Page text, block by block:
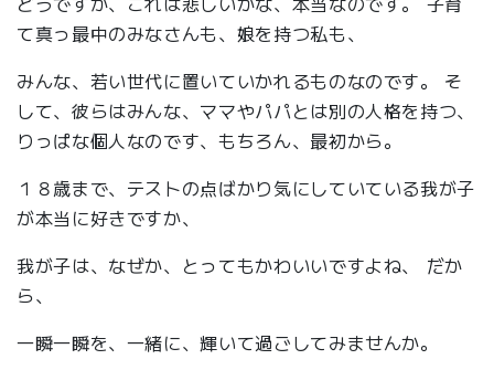
て真っ最中のみなさんも、娘を持つ私も、
みんな、若い世代に置いていかれるものなのです。 そ
して、彼らはみんな、ママやパパとは別の人格を持つ、
りっぱな個人なのです、もちろん、最初から。
１８歳まで、テストの点ばかり気にしていている我が子
が本当に好きですか、
我が子は、なぜか、とってもかわいいですよね、 だか
ら、
一瞬一瞬を、一緒に、輝いて過ごしてみませんか。